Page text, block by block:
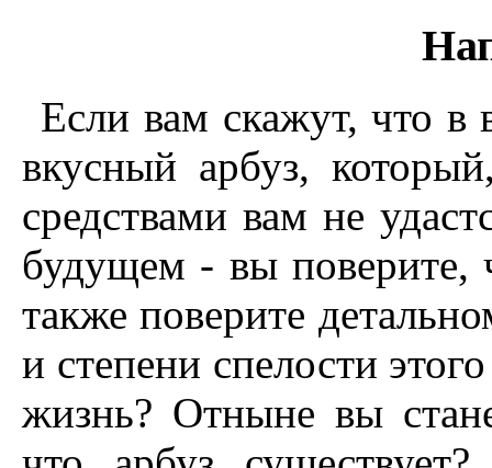
Если вам скажут, что в
вкусный арбуз,
средствами вам не
будущем - вы поверите,
также поверите
и степени спелости
жизнь? Отныне вы